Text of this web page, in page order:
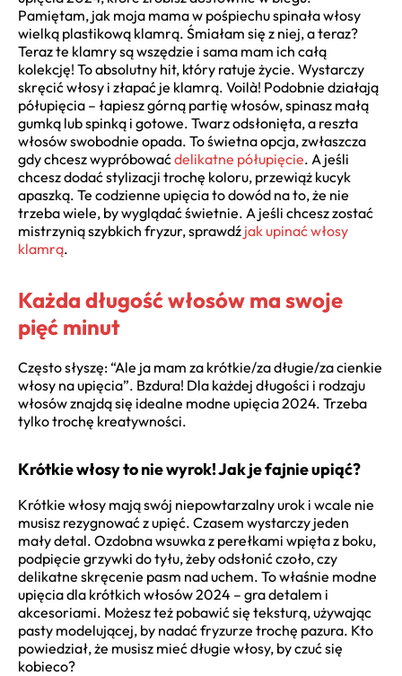
Pamiętam, jak moja mama w pośpiechu spinała włosy
wielką plastikową klamrą. Śmiałam się z niej, a teraz?
Teraz te klamry są wszędzie i sama mam ich całą
kolekcję! To absolutny hit, który ratuje życie. Wystarczy
skręcić włosy i złapać je klamrą. Voilà! Podobnie działają
półupięcia – łapiesz górną partię włosów, spinasz małą
gumką lub spinką i gotowe. Twarz odsłonięta, a reszta
włosów swobodnie opada. To świetna opcja, zwłaszcza
gdy chcesz wypróbowaćdelikatne półupięcie. A jeśli
chcesz dodać stylizacji trochę koloru, przewiąż kucyk
apaszką. Te codzienne upięcia to dowód na to, że nie
trzeba wiele, by wyglądać świetnie. A jeśli chcesz zostać
mistrzynią szybkich fryzur, sprawdź jak upinać włosy
klamrą.
Każda długość włosów ma swoje
pięć minut
Często słyszę: “Ale ja mam za krótkie/za długie/za cienkie
włosy na upięcia”. Bzdura! Dla każdej długości i rodzaju
włosów znajdą się idealne modne upięcia 2024. Trzeba
tylko trochę kreatywności.
Krótkie włosy to nie wyrok! Jak je fajnie upiąć?
Krótkie włosy mają swój niepowtarzalny urok i wcale nie
musisz rezygnować z upięć. Czasem wystarczy jeden
mały detal. Ozdobna wsuwka z perełkami wpięta z boku,
podpięcie grzywki do tyłu, żeby odsłonić czoło, czy
delikatne skręcenie pasm nad uchem. To właśnie modne
upięcia dla krótkich włosów 2024 – gra detalem i
akcesoriami. Możesz też pobawić się teksturą, używając
pasty modelującej, by nadać fryzurze trochę pazura. Kto
powiedział, że musisz mieć długie włosy, by czuć się
kobieco?